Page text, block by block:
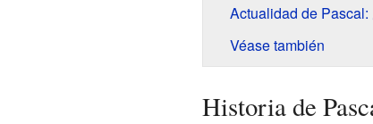
Actualidad de
Véase también
Historia de